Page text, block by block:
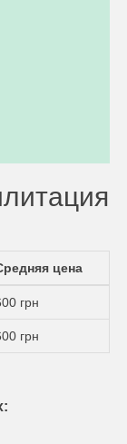
цена
грн
грн